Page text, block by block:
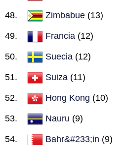
Zimbabue (13)
Francia (12)
Suecia (12)
Suiza (11)
Hong Kong (10)
Nauru (9)
Bahr&#233;in (9)